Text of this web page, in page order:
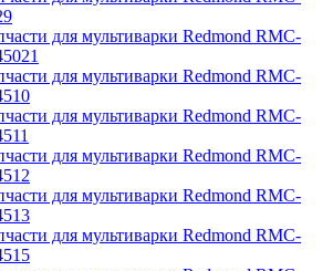
для мультиварки Redmond RMC-
для мультиварки Redmond RMC-
для мультиварки Redmond RMC-
для мультиварки Redmond RMC-
для мультиварки Redmond RMC-
для мультиварки Redmond RMC-